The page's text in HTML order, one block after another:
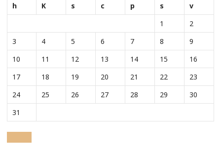
h
K s c p s
v
1
2
3
4 5 6 7 8
9
10
11 12 13 14 15
16
17
18 19 20 21 22
23
24
25 26 27 28 29
30
31